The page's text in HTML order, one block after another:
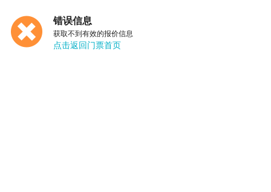
错误信息
获取不到有效的报价信息
点击返回门票首页